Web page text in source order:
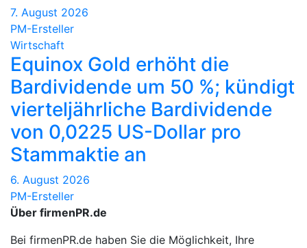
7. August 2026
PM-Ersteller
Wirtschaft
Equinox Gold erhöht die
Bardividende um 50 %; kündigt
vierteljährliche Bardividende
von 0,0225 US-Dollar pro
Stammaktie an
6. August 2026
PM-Ersteller
Über firmenPR.de
Bei firmenPR.de haben Sie die Möglichkeit, Ihre